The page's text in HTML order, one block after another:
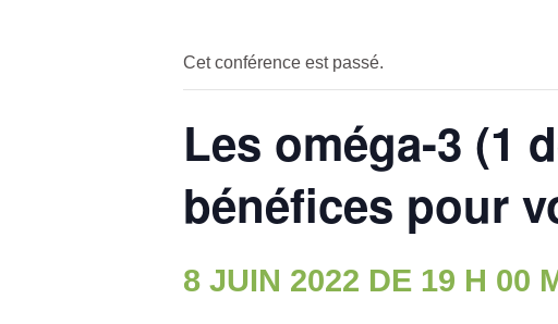
Cet conférence est passé.
Les oméga-3 (1
bénéfices pour
8 JUIN 2022 DE 19 H 00